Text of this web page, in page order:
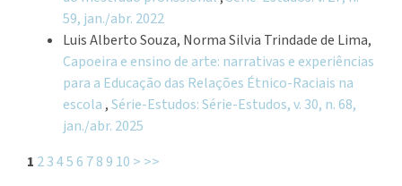
59, jan./abr. 2022
Luis Alberto Souza, Norma Silvia Trindade de Lima,
Capoeira e ensino de arte: narrativas e experiências
para a Educação das Relações Étnico-Raciais na
escola ,Série-Estudos: Série-Estudos, v. 30, n. 68,
jan./abr. 2025
1 2345 6 78 9 10 > >>